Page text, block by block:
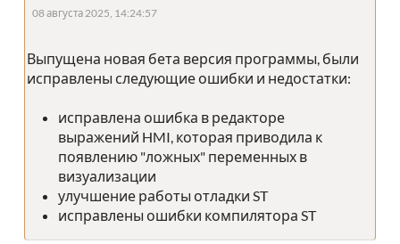
08 августа 2025, 14:24:57
Выпущена новая бета версия программы, были
исправлены следующие ошибки и недостатки:
исправлена ошибка в редакторе
выражений HMI, которая приводила к
появлению "ложных" переменных в
визуализации
улучшение работы отладки ST
исправлены ошибки компилятора ST